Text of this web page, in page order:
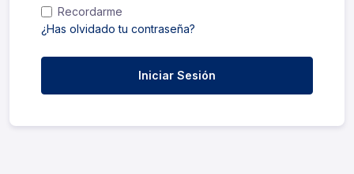
Recordarme
¿Has olvidado tu contraseña?
Iniciar Sesión